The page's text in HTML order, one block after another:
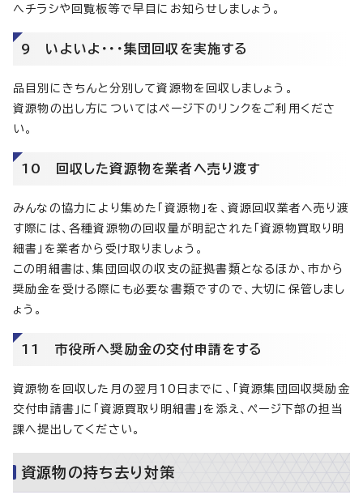
へチラシや回覧板等で早目にお知らせしましょう。
9 いよいよ・・・集団回収を実施する
品目別にきちんと分別して資源物を回収しましょう。
資源物の出し方についてはページ下のリンクをご利用くださ
い。
10 回収した資源物を業者へ売り渡す
みんなの協力により集めた「資源物」を、資源回収業者へ売り渡
す際には、各種資源物の回収量が明記された「資源物買取り明
細書」を業者から受け取りましょう。
この明細書は、集団回収の収支の証拠書類となるほか、市から
奨励金を受ける際にも必要な書類ですので、大切に保管しまし
ょう。
11 市役所へ奨励金の交付申請をする
資源物を回収した月の翌月10日までに、「資源集団回収奨励金
交付申請書」に「資源買取り明細書」を添え、ページ下部の担当
課へ提出してください。
資源物の持ち去り対策